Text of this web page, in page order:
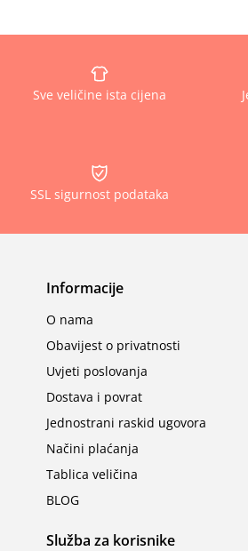
Sve veličine ista cijena
SSL sigurnost podataka
Informacije
O nama
Obavijest o privatnosti
Uvjeti poslovanja
Dostava i povrat
Jednostrani raskid ugovora
Načini plaćanja
Tablica veličina
BLOG
Služba za korisnike